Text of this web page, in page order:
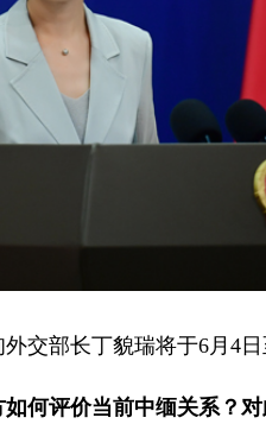
交部长丁貌瑞将于6月4日
何评价当前中缅关系？